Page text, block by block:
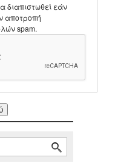
διαπιστωθεί εάν
αποτροπή
spam.